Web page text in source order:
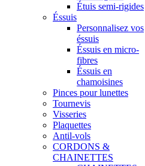
Étuis semi-rigides
Éssuis
Personnalisez vos
éssuis
Éssuis en micro-
fibres
Éssuis en
chamoisines
Pinces pour lunettes
Tournevis
Visseries
Plaquettes
Antil-vols
CORDONS &
CHAINETTES